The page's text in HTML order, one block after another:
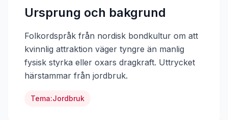
Ursprung och bakgrund
Folkordspråk från nordisk bondkultur om att
kvinnlig attraktion väger tyngre än manlig
fysisk styrka eller oxars dragkraft. Uttrycket
härstammar från jordbruk.
Tema:Jordbruk